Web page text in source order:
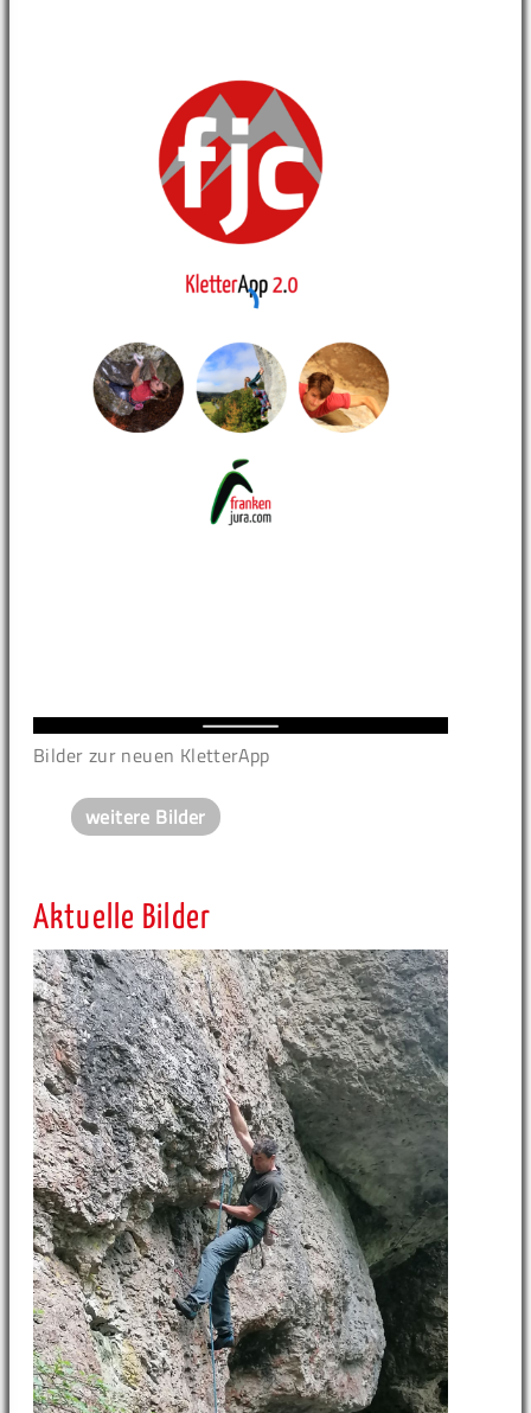
Bilder zur neuen KletterApp
weitere Bilder
Aktuelle Bilder